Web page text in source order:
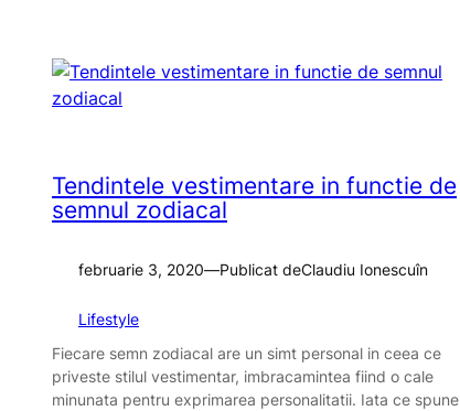
Tendintele vestimentare in functie de
semnul zodiacal
februarie 3, 2020—Publicat deClaudiu Ionescuîn
Lifestyle
Fiecare semn zodiacal are un simt personal in ceea ce
priveste stilul vestimentar, imbracamintea fiind o cale
minunata pentru exprimarea personalitatii. Iata ce spune